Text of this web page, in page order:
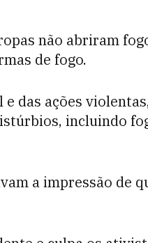
não abriram
de fogo.
das ações
incluindo
a impressão de